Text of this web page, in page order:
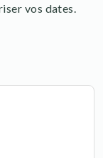
vos dates.